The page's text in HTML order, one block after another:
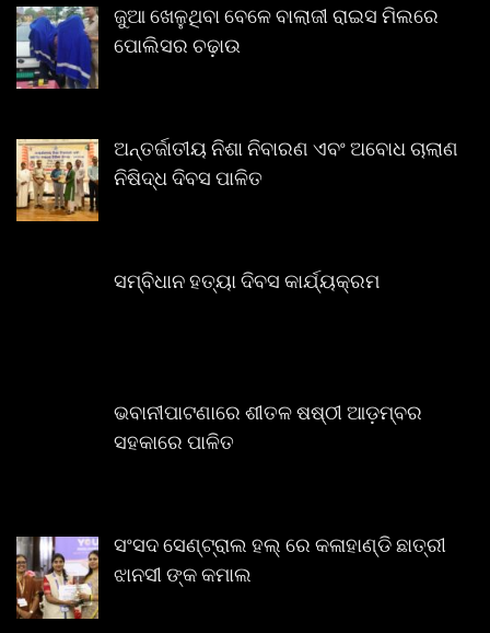
ଜୁଆ ଖେଳୁଥିବା ବେଳେ ବାଲାଜୀ ରାଇସ ମିଲରେ
ପୋଲିସର ଚଢ଼ାଉ
ଅନ୍ତର୍ଜାତୀୟ ନିଶା ନିବାରଣ ଏବଂ ଅବୋଧ ଚାଲାଣ
ନିଷିଦ୍ଧ ଦିବସ ପାଳିତ
ସମ୍ବିଧାନ ହତ୍ୟା ଦିବସ କାର୍ଯ୍ୟକ୍ରମ
ଭବାନୀପାଟଣାରେ ଶୀତଳ ଷଷ୍ଠୀ ଆଡ଼ମ୍ବର
ସହକାରେ ପାଳିତ
ସଂସଦ ସେଣ୍ଟ୍ରାଲ ହଲ୍ ରେ କଳାହାଣ୍ଡି ଛାତ୍ରୀ
ଝାନସୀ ଙ୍କ କମାଲ